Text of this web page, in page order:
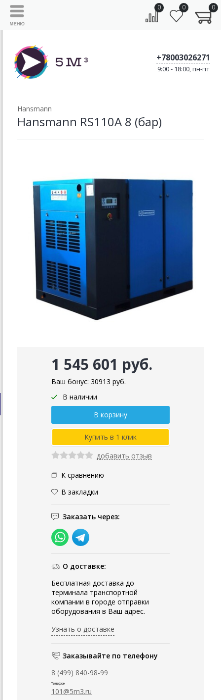
0 0 0
+78003026271
9:00 - 18:00, пн-пт
Hansmann
Hansmann RS110A 8 (бар)
1 545 601 руб.
Ваш бонус: 30913 руб.
В наличии
добавить отзыв
К сравнению
В закладки
Заказать через:
О доставке:
Бесплатная доставка до
терминала транспортной
компании в городе отправки
оборудования в Ваш адрес.
Узнать о доставке
Заказывайте по телефону
8 (499) 840-98-99
Телефон
101@5m3.ru